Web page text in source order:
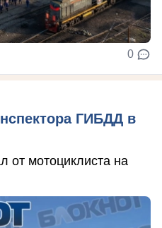
0
ГИБДД в
от мотоциклиста на